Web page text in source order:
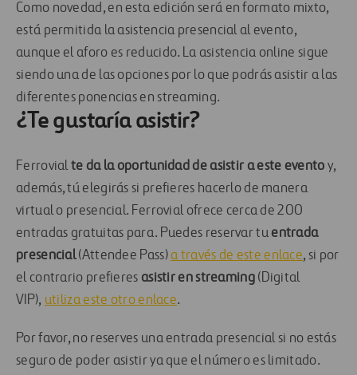
Como novedad, en esta edición será en formato mixto,
está permitida la asistencia presencial al evento,
aunque el aforo es reducido. La asistencia online sigue
siendo una de las opciones por lo que podrás asistir a las
diferentes ponencias en streaming. ​​​​​​​
¿Te gustaría asistir?
Ferrovialte da la oportunidad de asistir a este evento y,
además, tú elegirás si prefieres hacerlo de manera
virtual o presencial. Ferrovial ofrece cerca de 200
entradas gratuitas para. Puedes reservar tu entrada
presencial(Attendee Pass)a través de este enlace, si por
el contrario prefieres asistir en streaming(Digital
VIP), utiliza este otro enlace.
Por favor, no reserves una entrada presencial si no estás
seguro de poder asistir ya que el número es limitado.